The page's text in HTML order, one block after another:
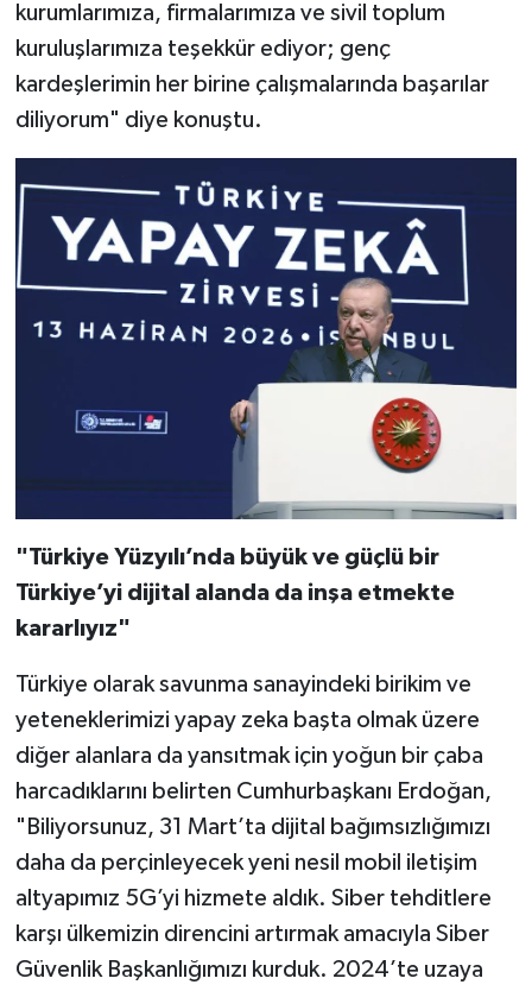
kurumlarımıza, firmalarımıza ve sivil toplum
kuruluşlarımıza teşekkür ediyor; genç
kardeşlerimin her birine çalışmalarında başarılar
diliyorum" diye konuştu.
"Türkiye Yüzyılı’nda büyük ve güçlü bir
Türkiye’yi dijital alanda da inşa etmekte
kararlıyız"
Türkiye olarak savunma sanayindeki birikim ve
yeteneklerimizi yapay zeka başta olmak üzere
diğer alanlara da yansıtmak için yoğun bir çaba
harcadıklarını belirten Cumhurbaşkanı Erdoğan,
"Biliyorsunuz, 31 Mart’ta dijital bağımsızlığımızı
daha da perçinleyecek yeni nesil mobil iletişim
altyapımız 5G’yi hizmete aldık. Siber tehditlere
karşı ülkemizin direncini artırmak amacıyla Siber
Güvenlik Başkanlığımızı kurduk. 2024’te uzaya